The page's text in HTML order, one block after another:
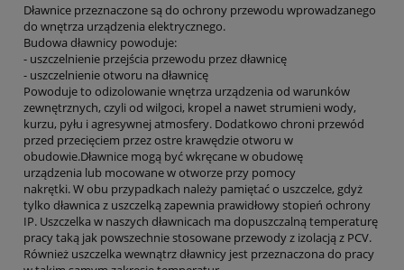
Dławnice przeznaczone są do ochrony przewodu wprowadzanego
do wnętrza urządzenia elektrycznego.
Budowa dławnicy powoduje:
- uszczelnienie przejścia przewodu przez dławnicę
- uszczelnienie otworu na dławnicę
Powoduje to odizolowanie wnętrza urządzenia od warunków
zewnętrznych, czyli od wilgoci, kropel a nawet strumieni wody,
kurzu, pyłu i agresywnej atmosfery. Dodatkowo chroni przewód
przed przecięciem przez ostre krawędzie otworu w
obudowie.Dławnice mogą być wkręcane w obudowę
urządzenia lub mocowane w otworze przy pomocy
nakrętki. W obu przypadkach należy pamiętać o uszczelce, gdyż
tylko dławnica z uszczelką zapewnia prawidłowy stopień ochrony
IP. Uszczelka w naszych dławnicach ma dopuszczalną temperaturę
pracy taką jak powszechnie stosowane przewody z izolacją z PCV.
Również uszczelka wewnątrz dławnicy jest przeznaczona do pracy